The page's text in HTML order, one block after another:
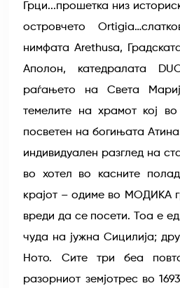
Грци...прошетка низ
островчето
нимфата Arethusa,
Аполон, катедралата
раѓањето на Света
темелите на храмот кој
посветен на богињата
индивидуален разглед на
во хотел во касните
крајот – одиме во МОДИКА
вреди да се посети. Тоа е
чуда на јужна Сицилија;
Ното. Сите три беа
разорниот земјотрес во